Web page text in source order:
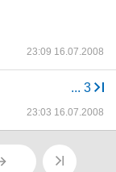
23:09 16.07.2008
... 3
23:03 16.07.2008